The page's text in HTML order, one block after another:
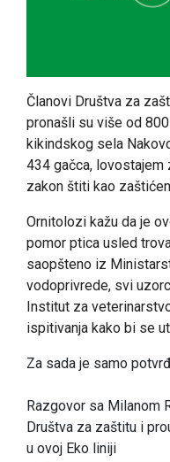
Članovi Društva za
pronašli su više od
kikindskog sela
434 gačca,
zakon štiti kao
Ornitolozi kažu da je
pomor ptica usled
saopšteno iz
vodoprivrede, svi
Institut za
ispitivanja kako bi se
Za sada je samo
Razgovor sa Milanom
Društva za zaštitu i
u ovoj Eko liniji